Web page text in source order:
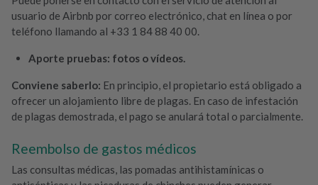
usuario de Airbnb por correo electrónico, chat en línea o por
teléfono llamando al +33 1 84 88 40 00.
Aporte pruebas: fotos o vídeos.
Conviene saberlo: En principio, el propietario está obligado a
ofrecer un alojamiento libre de plagas. En caso de infestación
de plagas demostrada, el pago se anulará total o parcialmente.
Reembolso de gastos médicos
Las consultas médicas, las pomadas antihistamínicas o